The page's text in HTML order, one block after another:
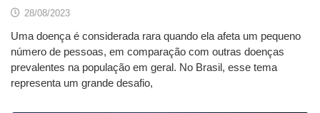
28/08/2023
Uma doença é considerada rara quando ela afeta um pequeno
número de pessoas, em comparação com outras doenças
prevalentes na população em geral. No Brasil, esse tema
representa um grande desafio,